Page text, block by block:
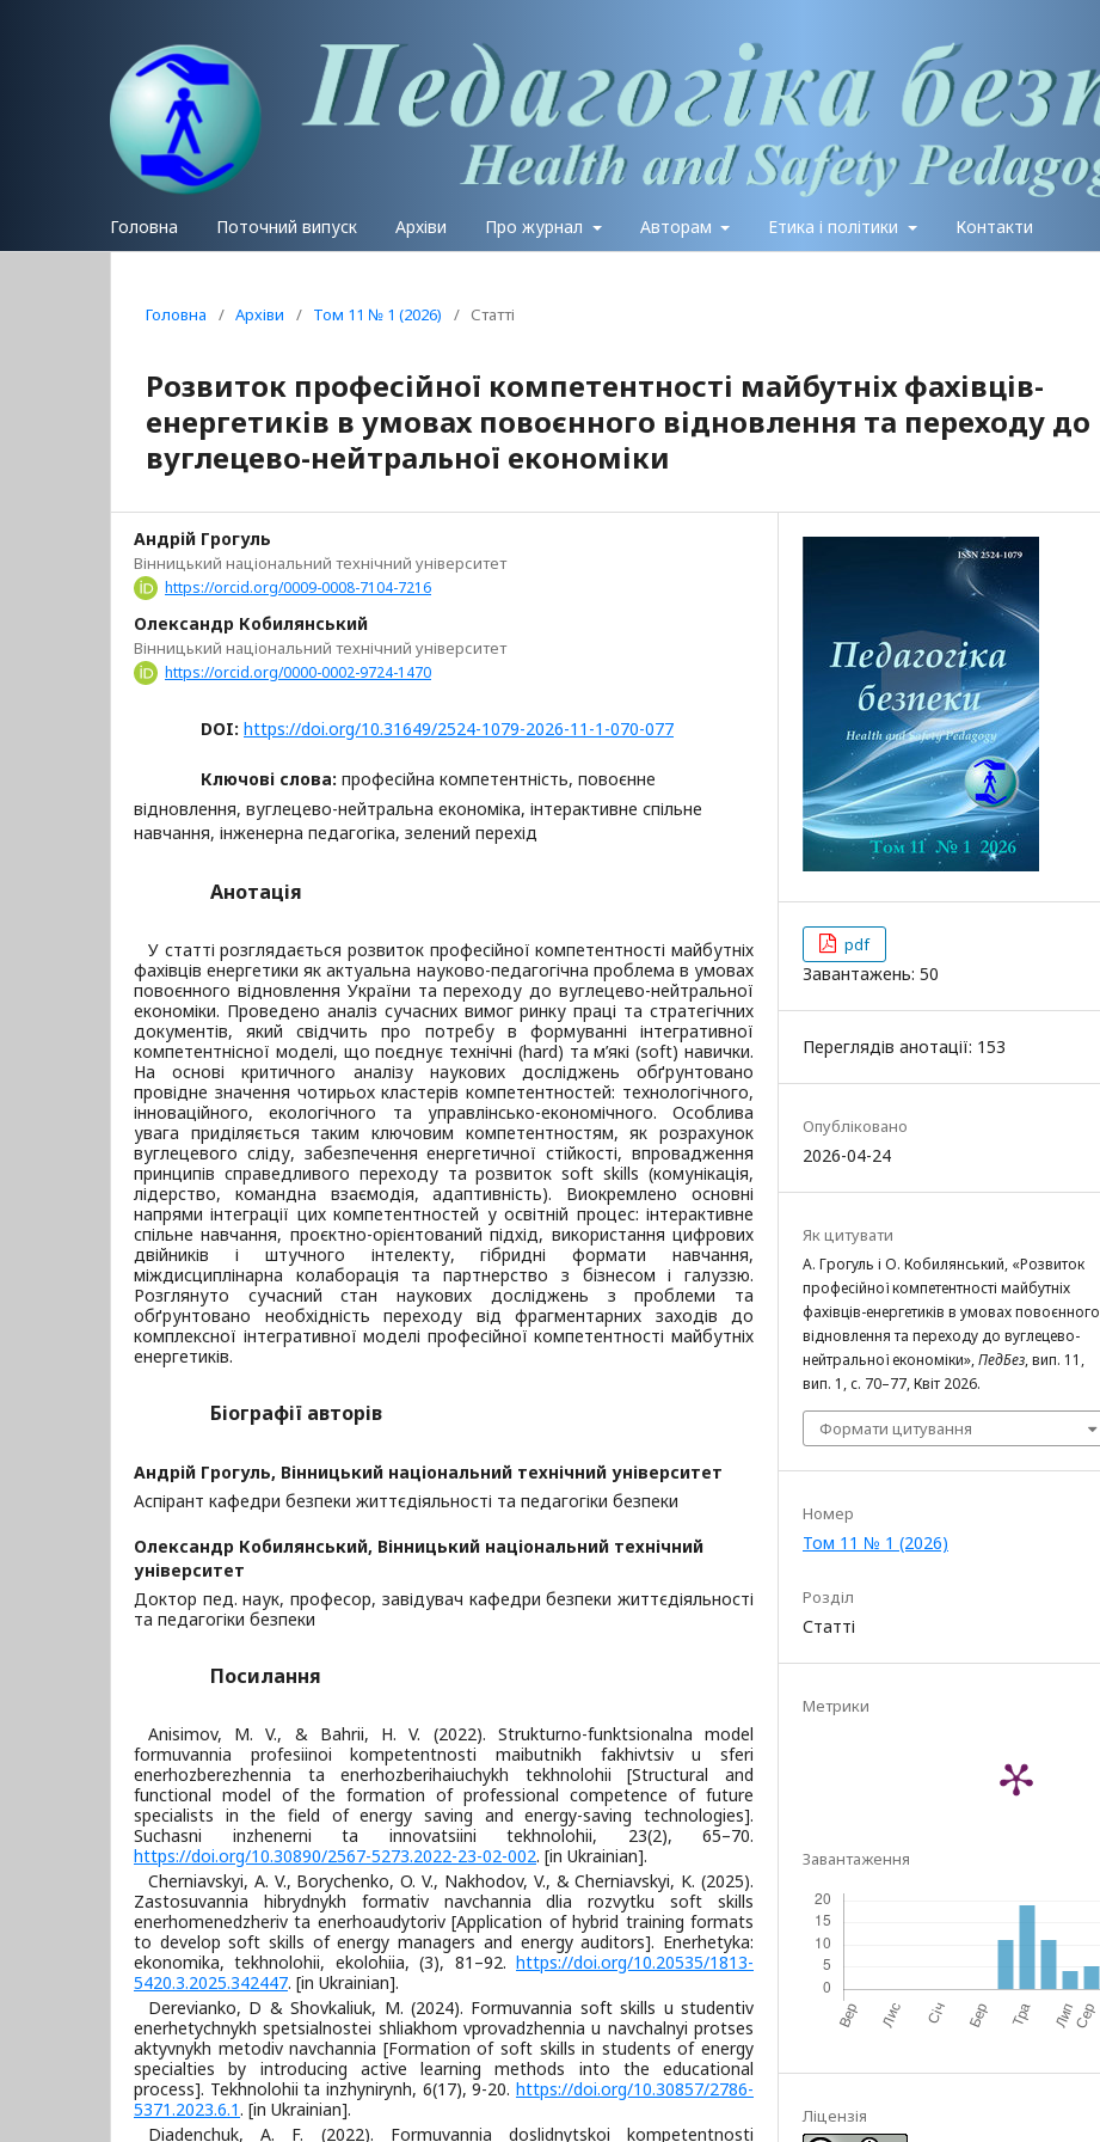
Головна Поточний випуск Архіви Про журнал Авторам Етика і політики Контакти
Головна / Архіви / Том 11 № 1 (2026) / Статті
Розвиток професійної компетентності майбутніх фахівців-
енергетиків в умовах повоєнного відновлення та переходу до
вуглецево-нейтральної економіки
Андрій Грогуль
Вінницький національний технічний університет
https://orcid.org/0009-0008-7104-7216
Олександр Кобилянський
Вінницький національний технічний університет
https://orcid.org/0000-0002-9724-1470
DOI: https://doi.org/10.31649/2524-1079-2026-11-1-070-077
Ключові слова: професійна компетентність, повоєнне
відновлення, вуглецево-нейтральна економіка, інтерактивне спільне
навчання, інженерна педагогіка, зелений перехід
Анотація
У статті розглядається розвиток професійної компетентності майбутніх
фахівців енергетики як актуальна науково-педагогічна проблема в умовах
повоєнного відновлення України та переходу до вуглецево-нейтральної
економіки. Проведено аналіз сучасних вимог ринку праці та стратегічних
документів, який свідчить про потребу в формуванні інтегративної
компетентнісної моделі, що поєднує технічні (hard) та м’які (soft) навички.
На основі критичного аналізу наукових досліджень обґрунтовано
провідне значення чотирьох кластерів компетентностей: технологічного,
інноваційного, екологічного та управлінсько-економічного. Особлива
увага приділяється таким ключовим компетентностям, як розрахунок
вуглецевого сліду, забезпечення енергетичної стійкості, впровадження
принципів справедливого переходу та розвиток soft skills (комунікація,
лідерство, командна взаємодія, адаптивність). Виокремлено основні
напрями інтеграції цих компетентностей у освітній процес: інтерактивне
спільне навчання, проєктно-орієнтований підхід, використання цифрових
двійників і штучного інтелекту, гібридні формати навчання,
міждисциплінарна колаборація та партнерство з бізнесом і галуззю.
Розглянуто сучасний стан наукових досліджень з проблеми та
обґрунтовано необхідність переходу від фрагментарних заходів до
комплексної інтегративної моделі професійної компетентності майбутніх
енергетиків.
Біографії авторів
Андрій Грогуль, Вінницький національний технічний університет
Аспірант кафедри безпеки життєдіяльності та педагогіки безпеки
Олександр Кобилянський, Вінницький національний технічний
університет
Доктор пед. наук, професор, завідувач кафедри безпеки життєдіяльності
та педагогіки безпеки
Посилання
Anisimov, M. V., & Bahrii, H. V. (2022). Strukturno-funktsionalna model
formuvannia profesiinoi kompetentnosti maibutnikh fakhivtsiv u sferi
enerhozberezhennia ta enerhozberihaiuchykh tekhnolohii [Structural and
functional model of the formation of professional competence of future
specialists in the field of energy saving and energy-saving technologies].
Suchasni inzhenerni ta innovatsiini tekhnolohii, 23(2), 65–70.
https://doi.org/10.30890/2567-5273.2022-23-02-002. [in Ukrainian].
Cherniavskyi, A. V., Borychenko, O. V., Nakhodov, V., & Cherniavskyi, K. (2025).
Zastosuvannia hibrydnykh formativ navchannia dlia rozvytku soft skills
enerhomenedzheriv ta enerhoaudytoriv [Application of hybrid training formats
to develop soft skills of energy managers and energy auditors]. Enerhetyka:
ekonomika, tekhnolohii, ekolohiia, (3), 81–92. https://doi.org/10.20535/1813-
5420.3.2025.342447. [in Ukrainian].
Derevianko, D & Shovkaliuk, M. (2024). Formuvannia soft skills u studentiv
enerhetychnykh spetsialnostei shliakhom vprovadzhennia u navchalnyi protses
aktyvnykh metodiv navchannia [Formation of soft skills in students of energy
specialties by introducing active learning methods into the educational
process]. Tekhnolohii ta inzhynirynh, 6(17), 9-20. https://doi.org/10.30857/2786-
5371.2023.6.1. [in Ukrainian].
Diadenchuk, A. F. (2022). Formuvannia doslidnytskoi kompetentnosti
pdf
Завантажень: 50
Переглядів анотації: 153
Опубліковано
2026-04-24
Як цитувати
А. Грогуль і О. Кобилянський, «Розвиток
професійної компетентності майбутніх
фахівців-енергетиків в умовах повоєнного
відновлення та переходу до вуглецево-
нейтральної економіки»,ПедБез, вип. 11,
вип. 1, с. 70–77, Квіт 2026.
Формати цитування
Номер
Том 11 № 1 (2026)
Розділ
Статті
Метрики
Завантаження
Ліцензія